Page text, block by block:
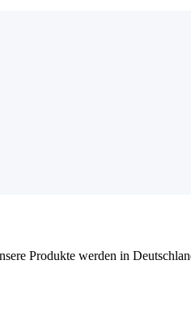
Produkte werden in